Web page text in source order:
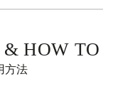
HOW TO
方法